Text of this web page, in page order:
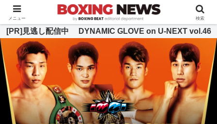
BOXING BEAT [ボクシング・ビート] 公式サイト
[PR]見逃し配信中 DYNAMIC GLOVE on U-NEXT vol.46
メニュー 検索